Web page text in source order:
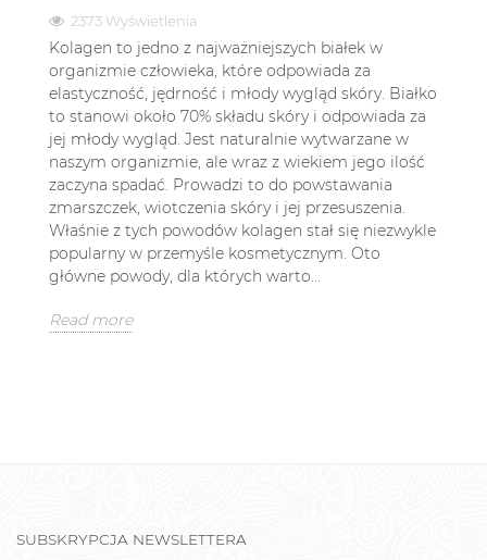
2373 Wyświetlenia
Kolagen to jedno z najważniejszych białek w
organizmie człowieka, które odpowiada za
elastyczność, jędrność i młody wygląd skóry. Białko
to stanowi około 70% składu skóry i odpowiada za
jej młody wygląd. Jest naturalnie wytwarzane w
naszym organizmie, ale wraz z wiekiem jego ilość
zaczyna spadać. Prowadzi to do powstawania
zmarszczek, wiotczenia skóry i jej przesuszenia.
Właśnie z tych powodów kolagen stał się niezwykle
popularny w przemyśle kosmetycznym. Oto
główne powody, dla których warto...
Read more
SUBSKRYPCJA NEWSLETTERA